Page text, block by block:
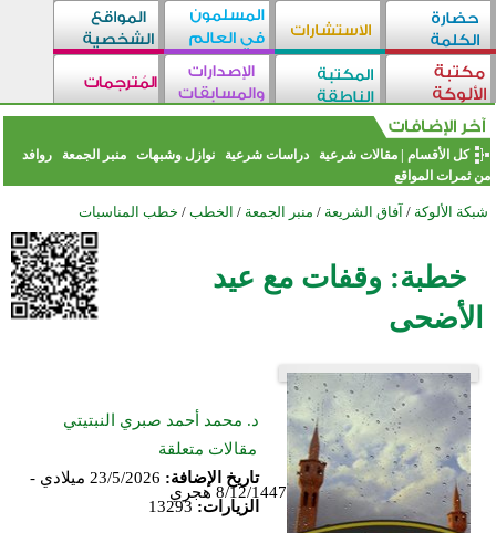
كل الأقسام |مقالات شرعية دراسات شرعية نوازل وشبهات منبر الجمعة
روافد
من ثمرات المواقع
شبكة الألوكة / آفاق الشريعة / منبر الجمعة / الخطب / خطب المناسبات
خطبة: وقفات مع عيد
الأضحى
د. محمد أحمد صبري النبتيتي
مقالات متعلقة
تاريخ الإضافة:
23/5/2026 ميلادي -
8/12/1447 هجري
الزيارات: 13293